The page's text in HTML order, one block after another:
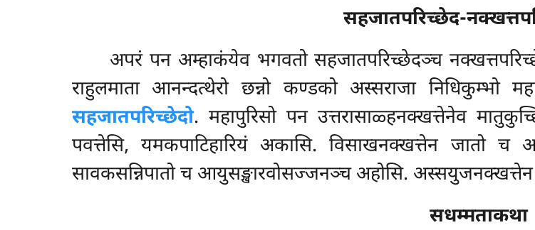
सहजातपरिच्छेद-
अपरं पन अम्हाकंयेव भगवतो सहजातपरिच्छेदञ्च
राहुलमाता आनन्दत्थेरो छन्नो कण्डको अस्सराजा निधिकुम्भो
सहजातपरिच्छेदो. महापुरिसो पन उत्तरासाळ्हनक्खत्तेनेव
पवत्तेसि, यमकपाटिहारियं अकासि. विसाखनक्खत्तेन जातो च
सावकसन्निपातो च आयुसङ्खारवोसज्जनञ्च अहोसि.
सधम्मताकथा